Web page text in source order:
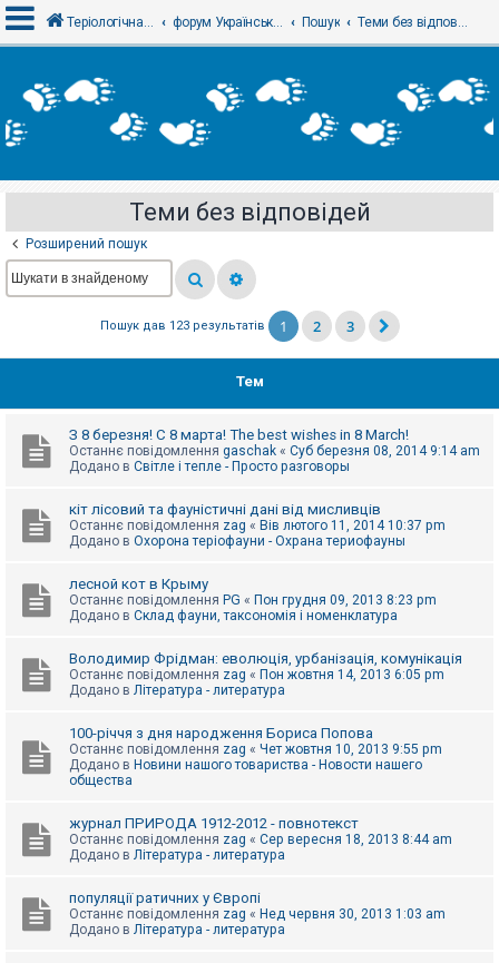
х
і
е
с
т
р
я
е
и
з
е
и
е
Теріологічна школа форум Українського теріологічного товариства Пошук Теми без відповідей
Теми без відповідей
Розширений пошук
Пошук дав 123 результатів 1 2 3
Тем
З 8 березня! С 8 марта! The best wishes in 8 March!
Останнє повідомлення gaschak « Суб березня 08, 2014 9:14 am
Додано в Світле і тепле - Просто разговоры
кіт лісовий та фауністичні дані від мисливців
Останнє повідомлення zag « Вів лютого 11, 2014 10:37 pm
Додано в Охорона теріофауни - Охрана териофауны
лесной кот в Крыму
Останнє повідомлення PG « Пон грудня 09, 2013 8:23 pm
Додано в Склад фауни, таксономія і номенклатура
Володимир Фрідман: еволюція, урбанізація, комунікація
Останнє повідомлення zag « Пон жовтня 14, 2013 6:05 pm
Додано в Література - литература
100-річчя з дня народження Бориса Попова
Останнє повідомлення zag « Чет жовтня 10, 2013 9:55 pm
Додано в Новини нашого товариства - Новости нашего
общества
журнал ПРИРОДА 1912-2012 - повнотекст
Останнє повідомлення zag « Сер вересня 18, 2013 8:44 am
Додано в Література - литература
популяції ратичних у Європі
Останнє повідомлення zag « Нед червня 30, 2013 1:03 am
Додано в Література - литература